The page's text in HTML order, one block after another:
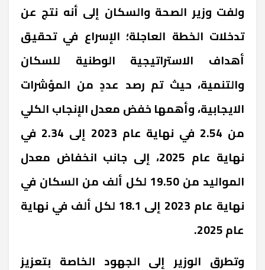
ولفت وزير الصحة والسكان إلى أنه نتج عن
تدخلات الخطة العاجلة؛ الإسراع في تحقيق
أهداف الاستراتيجية الوطنية للسكان
والتنمية، حيث تم رصد عددٍ من المؤشرات
الايجابية، وأهمها خفض معدل الإنجاب الكلي
من 2.54 في نهاية عام 2023 إلى 2.34 في
نهاية عام 2025، إلى جانب انخفاض معدل
المواليد من 19.50 لكل ألف من السكان في
نهاية عام 2023 إلى 18.1 لكل ألف في نهاية
عام 2025
.
وتطرق الوزير إلى الجهود الخاصة بتعزيز